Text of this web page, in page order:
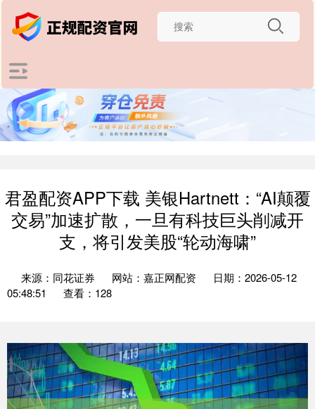
君盈配资APP下载 美银Hartnett：“AI颠覆
交易”加速扩散，一旦有科技巨头削减开
支，将引发美股“轮动海啸”
来源：同花证券 网站：嘉正网配资
日期：2026-05-12
05:48:51
查看：128